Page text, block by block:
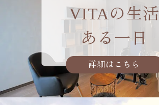
VITAの生活
ある一日
詳細はこちら